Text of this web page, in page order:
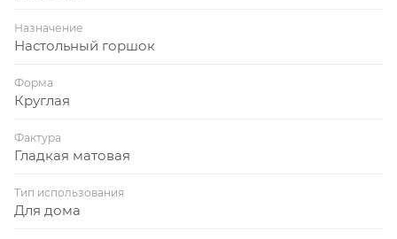
Назначение
Настольный горшок
Форма
Круглая
Фактура
Гладкая матовая
Тип использования
Для дома